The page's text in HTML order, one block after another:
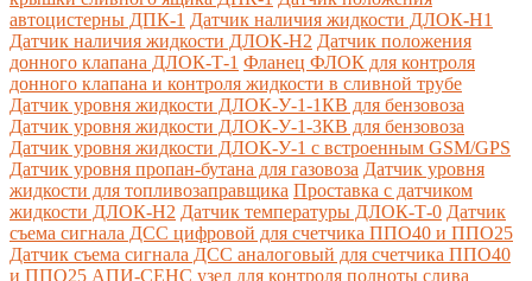
автоцистерны ДПК-1 Датчик наличия жидкости ДЛОК-Н1
Датчик наличия жидкости ДЛОК-Н2 Датчик положения
донного клапана ДЛОК-Т-1 Фланец ФЛОК для контроля
донного клапана и контроля жидкости в сливной трубе
Датчик уровня жидкости ДЛОК-У-1-1КВ для бензовоза
Датчик уровня жидкости ДЛОК-У-1-3КВ для бензовоза
Датчик уровня жидкости ДЛОК-У-1 с встроенным GSM/GPS
Датчик уровня пропан-бутана для газовоза Датчик уровня
жидкости для топливозаправщика Проставка с датчиком
жидкости ДЛОК-Н2 Датчик температуры ДЛОК-Т-0 Датчик
съема сигнала ДСС цифровой для счетчика ППО40 и ППО25
Датчик съема сигнала ДСС аналоговый для счетчика ППО40
и ППО25 АПИ-СЕНС узел для контроля полноты слива